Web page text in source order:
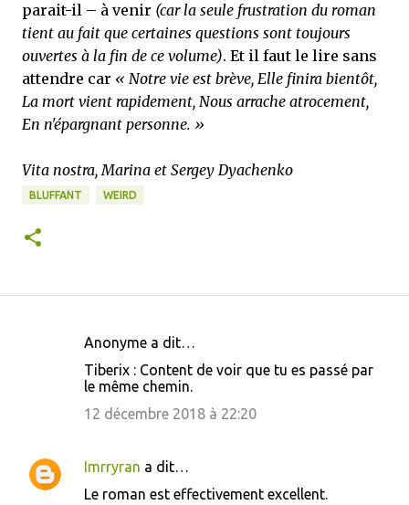
parait-il – à venir (car la seule frustration du roman
tient au fait que certaines questions sont toujours
ouvertes à la fin de ce volume). Et il faut le lire sans
attendre car « Notre vie est brève, Elle finira bientôt,
La mort vient rapidement, Nous arrache atrocement,
En n'épargnant personne. »
Vita nostra, Marina et Sergey Dyachenko
BLUFFANT WEIRD
e
n
Anonyme a dit…
Tiberix : Content de voir que tu es passé par
le même chemin.
12 décembre 2018 à 22:20
Imrryran a dit…
Le roman est effectivement excellent.